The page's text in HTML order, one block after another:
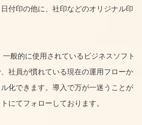
付印の他に、社印などのオリジナル印
一般的に使用されているビジネスソフト
社員が慣れている現在の運用フローか
化できます。導入で万が一迷うことが
にてフォローしております。